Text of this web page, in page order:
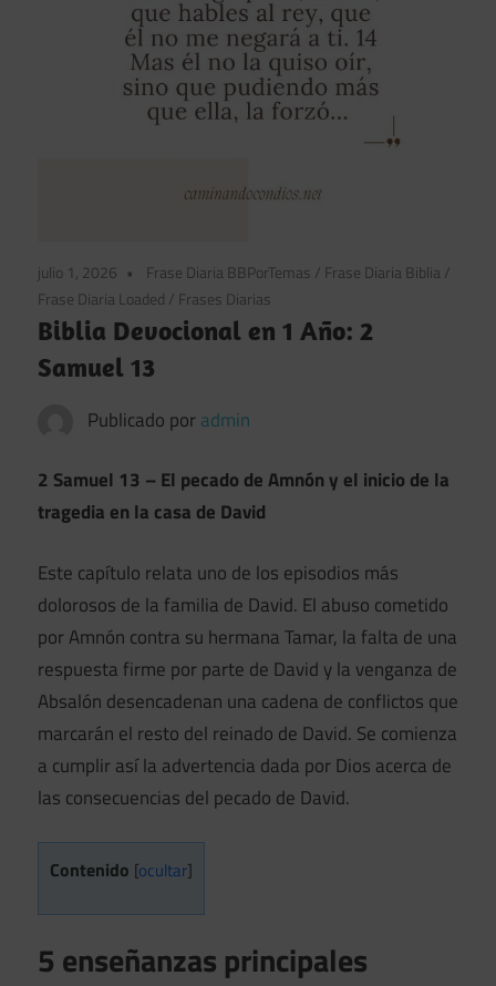
julio 1, 2026 Frase Diaria BBPorTemas / Frase Diaria Biblia /
Frase Diaria Loaded / Frases Diarias
Biblia Devocional en 1 Año: 2
Samuel 13
Publicado por admin
2 Samuel 13 – El pecado de Amnón y el inicio de la
tragedia en la casa de David
Este capítulo relata uno de los episodios más
dolorosos de la familia de David. El abuso cometido
por Amnón contra su hermana Tamar, la falta de una
respuesta firme por parte de David y la venganza de
Absalón desencadenan una cadena de conflictos que
marcarán el resto del reinado de David. Se comienza
a cumplir así la advertencia dada por Dios acerca de
las consecuencias del pecado de David.
Contenido [ocultar]
5 enseñanzas principales